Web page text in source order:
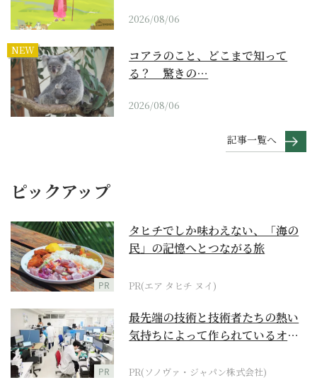
2026/08/06
NEW
コアラのこと、どこまで知って
る？ 驚きの…
2026/08/06
記事一覧へ
ピックアップ
PR
タヒチでしか味わえない、「海の
民」の記憶へとつながる旅
PR(エア タヒチ ヌイ)
PR
最先端の技術と技術者たちの熱い
気持ちによって作られているオー
PR(ソノヴァ・ジャパン株式会社)